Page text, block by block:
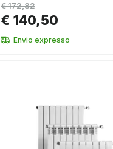
€ 140,50
€ 172,82
Envio expresso